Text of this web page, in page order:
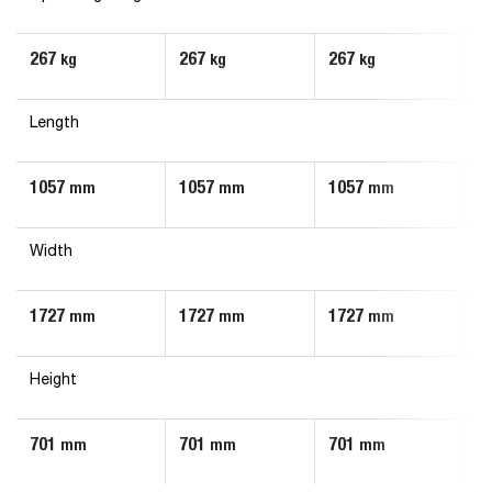
267 kg 267 kg 267 kg
Length
1057 mm 1057 mm 1057 mm
Width
1727 mm 1727 mm 1727 mm
Height
701 mm 701 mm 701 mm